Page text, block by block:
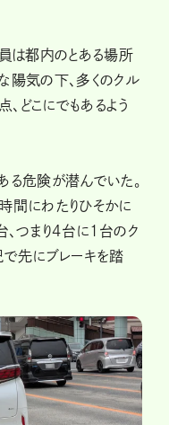
は都内のとある場所
陽気の下、多くのクル
どこにでもあるよう
る危険が潜んでいた。
間にわたりひそかに
つまり4台に1台のク
で先にブレーキを踏